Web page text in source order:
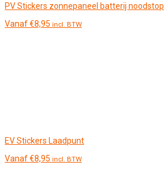
PV Stickers zonnepaneel batterij noodstop
Vanaf€8,95 incl. BTW
EV Stickers Laadpunt
Vanaf€8,95 incl. BTW